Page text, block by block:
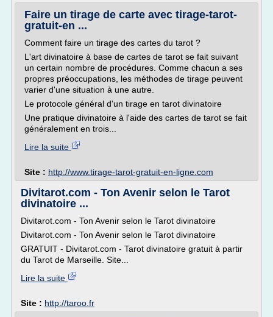
Faire un tirage de carte avec tirage-tarot-
gratuit-en ...
Comment faire un tirage des cartes du tarot ?
L'art divinatoire à base de cartes de tarot se fait suivant
un certain nombre de procédures. Comme chacun a ses
propres préoccupations, les méthodes de tirage peuvent
varier d'une situation à une autre.
Le protocole général d'un tirage en tarot divinatoire
Une pratique divinatoire à l'aide des cartes de tarot se fait
généralement en trois...
Lire la suite
Site : http://www.tirage-tarot-gratuit-en-ligne.com
Divitarot.com - Ton Avenir selon le Tarot
divinatoire ...
Divitarot.com - Ton Avenir selon le Tarot divinatoire
Divitarot.com - Ton Avenir selon le Tarot divinatoire
GRATUIT - Divitarot.com - Tarot divinatoire gratuit à partir
du Tarot de Marseille. Site...
Lire la suite
Site : http://taroo.fr